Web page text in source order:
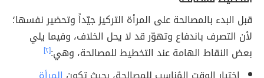
قبل البدء بالمصالحة على المرأة التركيز جيّداً وتحضير نفسها؛
لأن التصرف باندفاع وتهوّر قد لا يحل الخلاف، وفيما يلي
بعض النقاط الهامة عند التخطيط للمصالحة، وهي:[٢]